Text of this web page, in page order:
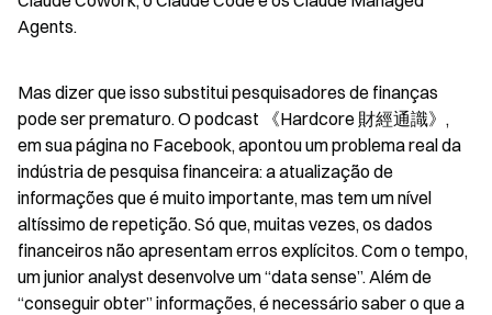
Agents.
Mas dizer que isso substitui pesquisadores de finanças
pode ser prematuro. O podcast 《Hardcore 財經通識》,
em sua página no Facebook, apontou um problema real da
indústria de pesquisa financeira: a atualização de
informações que é muito importante, mas tem um nível
altíssimo de repetição. Só que, muitas vezes, os dados
financeiros não apresentam erros explícitos. Com o tempo,
um junior analyst desenvolve um “data sense”. Além de
“conseguir obter” informações, é necessário saber o que a